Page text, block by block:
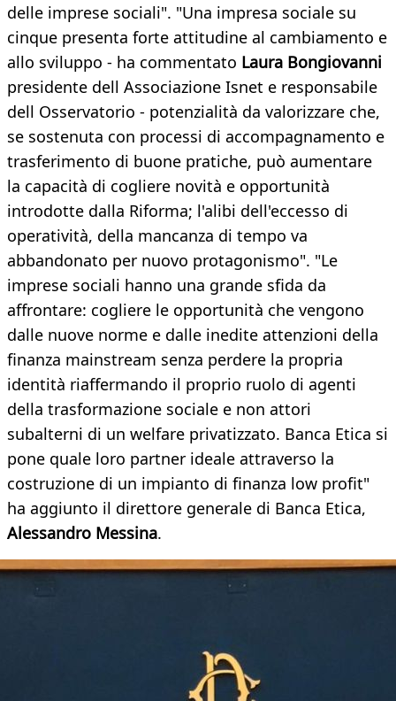
delle imprese sociali". "Una impresa sociale su
cinque presenta forte attitudine al cambiamento e
allo sviluppo - ha commentato Laura Bongiovanni
presidente dell Associazione Isnet e responsabile
dell Osservatorio - potenzialità da valorizzare che,
se sostenuta con processi di accompagnamento e
trasferimento di buone pratiche, può aumentare
la capacità di cogliere novità e opportunità
introdotte dalla Riforma; l'alibi dell'eccesso di
operatività, della mancanza di tempo va
abbandonato per nuovo protagonismo". "Le
imprese sociali hanno una grande sfida da
affrontare: cogliere le opportunità che vengono
dalle nuove norme e dalle inedite attenzioni della
finanza mainstream senza perdere la propria
identità riaffermando il proprio ruolo di agenti
della trasformazione sociale e non attori
subalterni di un welfare privatizzato. Banca Etica si
pone quale loro partner ideale attraverso la
costruzione di un impianto di finanza low profit"
ha aggiunto il direttore generale di Banca Etica,
Alessandro Messina.